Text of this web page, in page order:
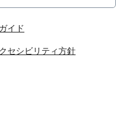
イド
セシビリティ方針